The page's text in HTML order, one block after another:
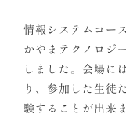
情報システムコー
かやまテクノロジ
しました。会場に
り、参加した生徒
験することが出来